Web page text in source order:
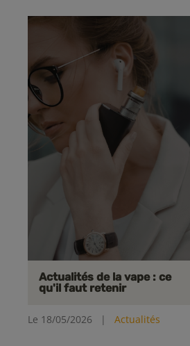
nouvelles e-cigarettes et...
Actualités de la vape : ce
qu'il faut retenir
Le 18/05/2026 | Actualités